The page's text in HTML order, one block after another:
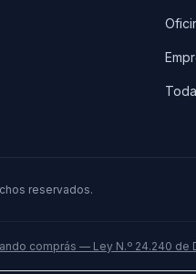
reservados.
comprás — Ley N.º 24.240 de